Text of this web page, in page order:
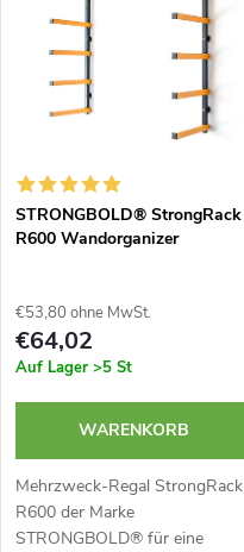
STRONGBOLD® StrongRack
R600 Wandorganizer
€53,80 ohne MwSt.
€64,02
Auf Lager >5 St
WARENKORB
Mehrzweck-Regal StrongRack
R600 der Marke
STRONGBOLD® für eine